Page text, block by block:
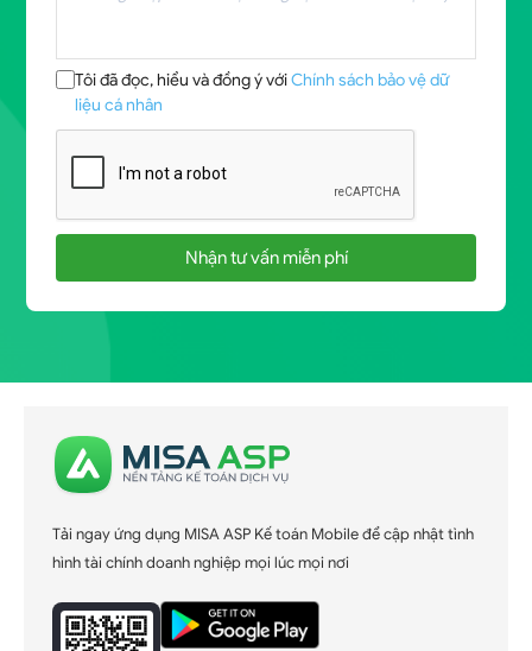
Tôi đã đọc, hiểu và đồng ý vớiChính sách bảo vệ dữ
liệu cá nhân
Nhận tư vấn miễn phí
Tải ngay ứng dụng MISA ASP Kế toán Mobile để cập nhật tình
hình tài chính doanh nghiệp mọi lúc mọi nơi